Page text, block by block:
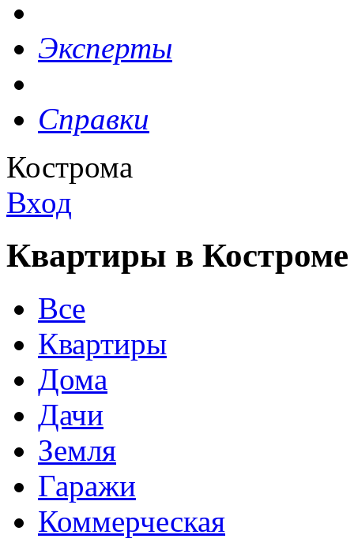
Эксперты
Справки
Кострома
Вход
Квартиры в Костроме
Все
Квартиры
Дома
Дачи
Земля
Гаражи
Коммерческая